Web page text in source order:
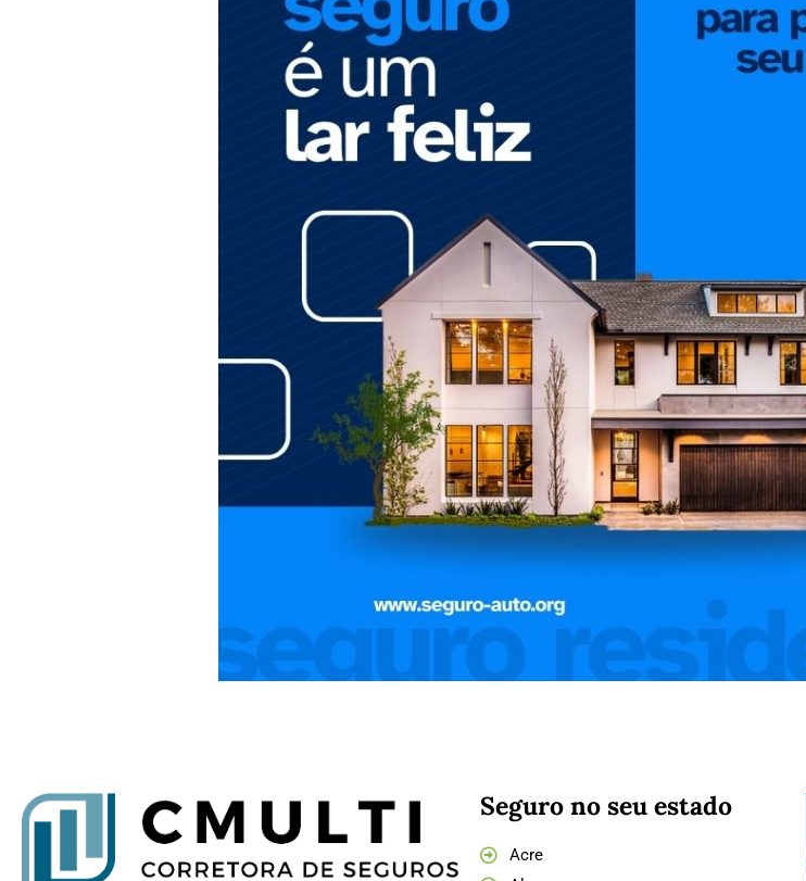
Seguro no seu estado
Acre